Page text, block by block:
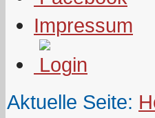
Impressum
Aktuelle Seite: